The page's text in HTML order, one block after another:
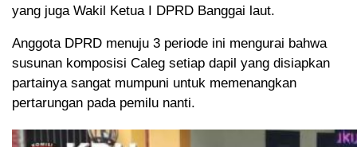
yang juga Wakil Ketua I DPRD Banggai laut.
Anggota DPRD menuju 3 periode ini mengurai bahwa
susunan komposisi Caleg setiap dapil yang disiapkan
partainya sangat mumpuni untuk memenangkan
pertarungan pada pemilu nanti.